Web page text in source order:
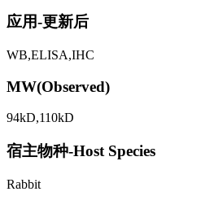
应用-更新后
WB,ELISA,IHC
MW(Observed)
94kD,110kD
宿主物种-Host Species
Rabbit